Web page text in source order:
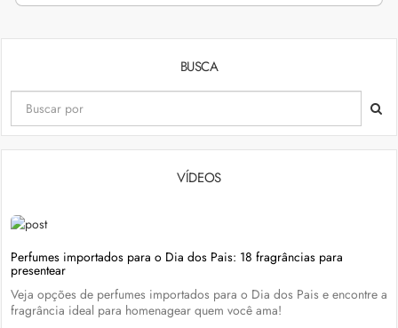
BUSCA
VÍDEOS
Perfumes importados para o Dia dos Pais: 18 fragrâncias para
presentear
Veja opções de perfumes importados para o Dia dos Pais e encontre a
fragrância ideal para homenagear quem você ama!